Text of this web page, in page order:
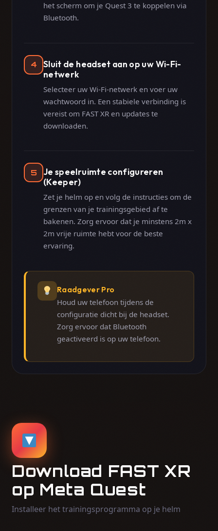
het scherm om je Quest 3 te koppelen via
Bluetooth.
4
Sluit de headset aan op uw Wi-Fi-
netwerk
Selecteer uw Wi-Fi-netwerk en voer uw
wachtwoord in. Een stabiele verbinding is
vereist om FAST XR en updates te
downloaden.
5
Je speelruimte configureren
(Keeper)
Zet je helm op en volg de instructies om de
grenzen van je trainingsgebied af te
bakenen. Zorg ervoor dat je minstens 2m x
2m vrije ruimte hebt voor de beste
ervaring.
Raadgever Pro
Houd uw telefoon tijdens de
configuratie dicht bij de headset.
Zorg ervoor dat Bluetooth
geactiveerd is op uw telefoon.
Download FAST XR
op Meta Quest
Installeer het trainingsprogramma op je helm